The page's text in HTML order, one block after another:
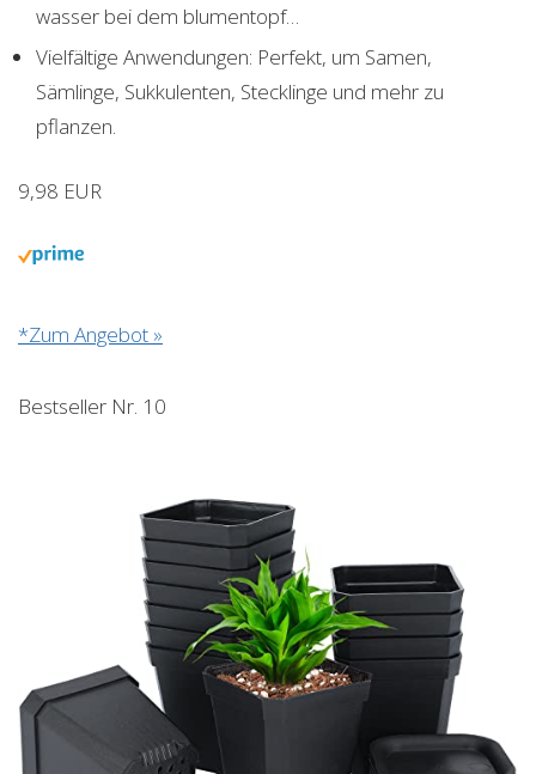
wasser bei dem blumentopf…
Vielfältige Anwendungen: Perfekt, um Samen,
Sämlinge, Sukkulenten, Stecklinge und mehr zu
pflanzen.
9,98 EUR
*Zum Angebot »
Bestseller Nr. 10